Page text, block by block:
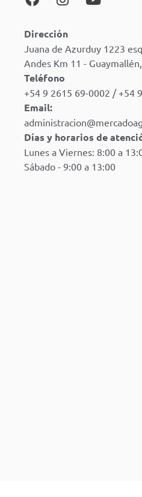
Dirección
Juana de Azurduy 1223
Andes Km 11 -
Teléfono
+54 9 2615 69-0002 / +54
Email:
Días y horarios de
Lunes a Viernes: 8:00 a
Sábado - 9:00 a 13:00